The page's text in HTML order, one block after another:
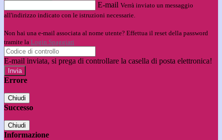
E-mail Verrà inviato un messaggio
all'indirizzo indicato con le istruzioni necessarie.
Non hai una e-mail associata al nome utente? Effettua il reset della password
tramite la Login Spaggiari
E-mail inviata, si prega di controllare la casella di posta elettronica!
Errore
Chiudi
Successo
Chiudi
Informazione